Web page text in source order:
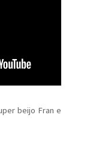
beijo Fran e